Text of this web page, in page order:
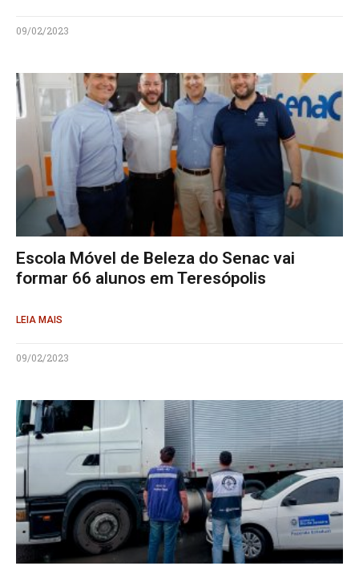
09/02/2023
Escola Móvel de Beleza do Senac vai
formar 66 alunos em Teresópolis
LEIA MAIS
09/02/2023